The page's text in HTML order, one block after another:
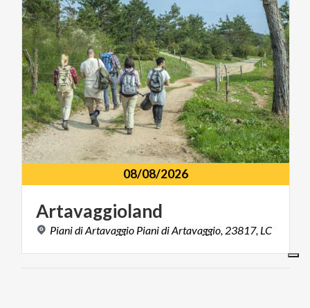
08/08/2026
Artavaggioland
PianidiArtavaggio PianidiArtavaggio, 23817, LC